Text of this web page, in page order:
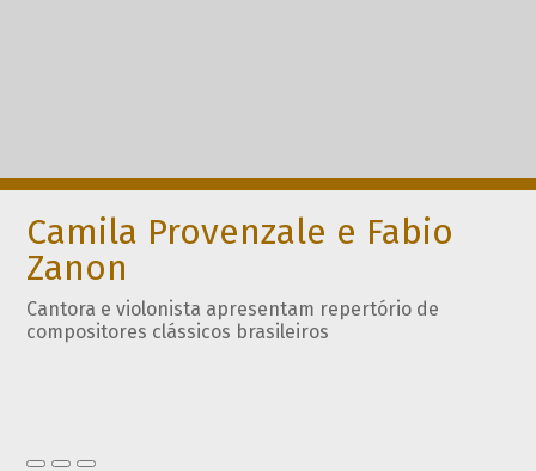
Camila Provenzale e Fabio
Zanon
Cantora e violonista apresentam repertório de
compositores clássicos brasileiros